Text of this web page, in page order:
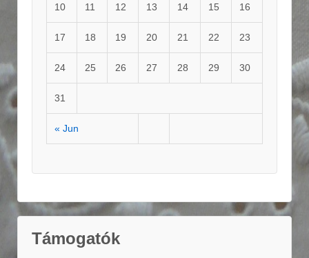
« Jun
10 11 12 13 14 15 16
17 18 19 20 21 22 23
24 25 26 27 28 29 30
31
Támogatók